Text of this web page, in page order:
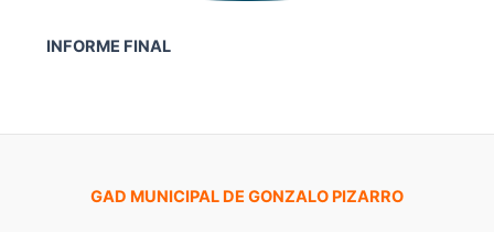
INFORME FINAL
GAD MUNICIPAL DE GONZALO PIZARRO